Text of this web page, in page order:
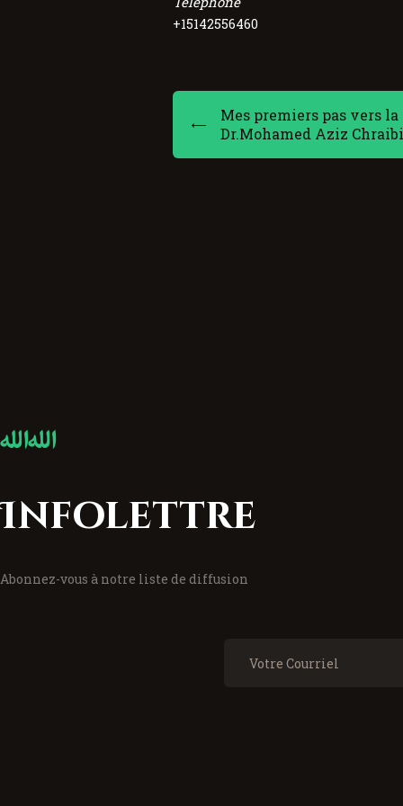
+15142556460
Mes premiers pas vers la
Dr.Mohamed Aziz Chraibi
Infolettre
Abonnez-vous à notre liste de diffusion